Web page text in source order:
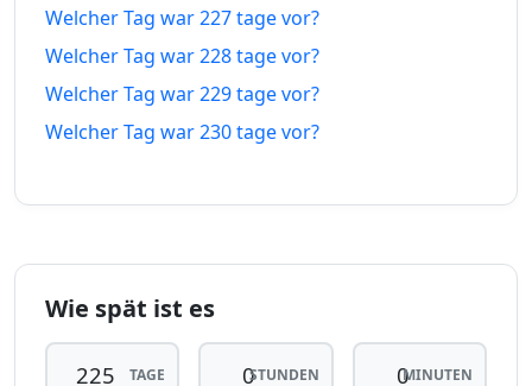
221
tage vor
31.12.25
221
tage in
222
tage vor
30.12.25
222
tage in
tage vor
tage in
28.12.25 21.03.27
225
tage
27.12.25
225
tage
22.03.27
Welcher Tag war 227 tage vor?
Welcher Tag war 228 tage vor?
Welcher Tag war 229 tage vor?
Welcher Tag war 230 tage vor?
Wie spät ist es
TAGE STUNDEN MINUTEN